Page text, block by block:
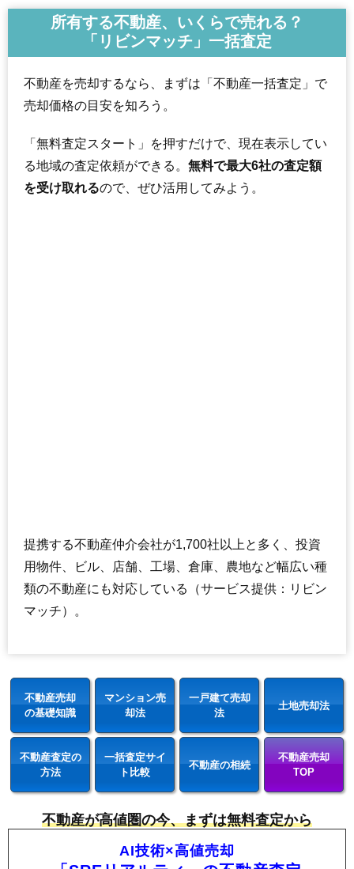
所有する不動産、いくらで売れる？
「リビンマッチ」一括査定
不動産を売却するなら、まずは「不動産一括査定」で
売却価格の目安を知ろう。
「無料査定スタート」を押すだけで、現在表示してい
る地域の査定依頼ができる。 無料で最大6社の査定額
を受け取れるので、ぜひ活用してみよう。
提携する不動産仲介会社が1,700社以上と多く、投資
用物件、ビル、店舗、工場、倉庫、農地など幅広い種
類の不動産にも対応している（サービス提供：リビン
マッチ）。
不動産売却
の基礎知識
マンション売
却法
一戸建て売却
法
土地売却法
不動産査定の
方法
一括査定サイ
ト比較
不動産の相続
不動産売却
TOP
不動産が高値圏の今、まずは無料査定から
AI技術×高値売却